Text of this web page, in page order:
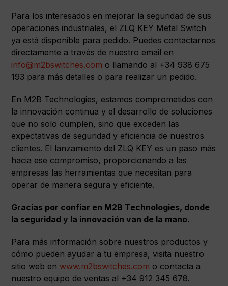
Para los interesados en mejorar la seguridad de sus
operaciones industriales, el ZLQ KEY Metal Switch
ya está disponible para pedido. Puedes contactarnos
directamente a través de nuestro email en
info@m2bswitches.com o llamando al +34 938 675
193 para más detalles o para realizar un pedido.
En M2B Technologies, estamos comprometidos con
la innovación continua y el desarrollo de soluciones
que no solo cumplen, sino que exceden las
expectativas de seguridad y eficiencia de nuestros
clientes. El lanzamiento del ZLQ KEY es un paso más
hacia ese compromiso, proporcionando a las
empresas las herramientas que necesitan para
operar de manera segura y eficiente.
Gracias por confiar en M2B Technologies, donde
la seguridad y la innovación van de la mano.
Para más información sobre nuestros productos y
cómo pueden ayudar a tu empresa, visita nuestro
sitio web en www.m2bswitches.com o contacta a
nuestro equipo de ventas al +34 912 345 678.